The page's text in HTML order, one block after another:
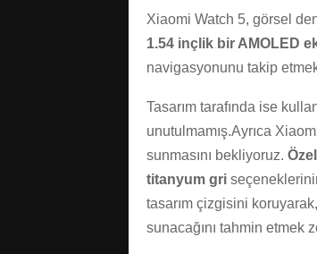
Xiaomi Watch 5, görsel
1.54 inçlik bir AMOLED
navigasyonunu takip
Tasarım tarafında ise
unutulmamış.Ayrıca
sunmasını bekliyoruz.
titanyum gri
tasarım çizgisini
sunacağını tahmin etmek